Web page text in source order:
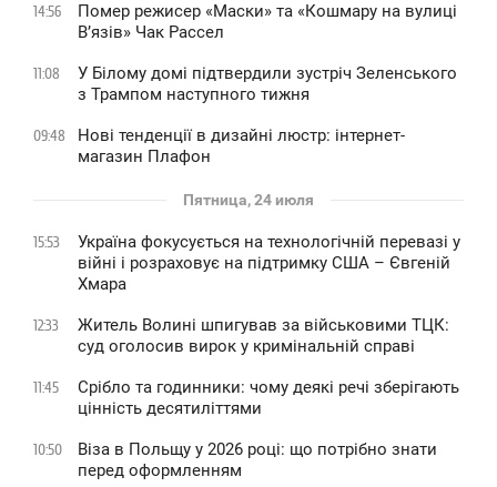
14:56
Помер режисер «Маски» та «Кошмару на вулиці
В’язів» Чак Рассел
11:08
У Білому домі підтвердили зустріч Зеленського
з Трампом наступного тижня
09:48
Нові тенденції в дизайні люстр: інтернет-
магазин Плафон
Пятница, 24 июля
15:53
Україна фокусується на технологічній перевазі у
війні і розраховує на підтримку США – Євгеній
Хмара
12:33
Житель Волині шпигував за військовими ТЦК:
суд оголосив вирок у кримінальній справі
11:45
Срібло та годинники: чому деякі речі зберігають
цінність десятиліттями
10:50
Віза в Польщу у 2026 році: що потрібно знати
перед оформленням